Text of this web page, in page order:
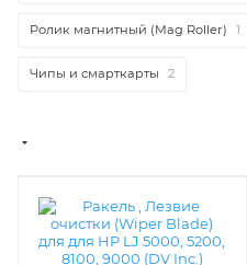
Ролик магнитный (Mag Roller) 1
Чипы и смарткарты 2